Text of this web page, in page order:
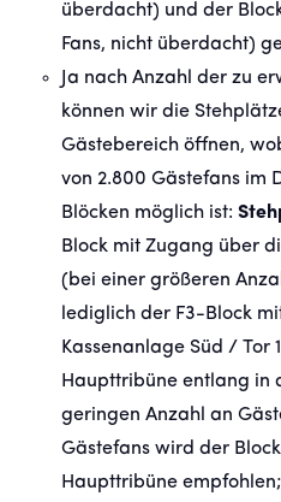
überdacht) und der
Fans, nicht überdacht)
Ja nach Anzahl der zu
können wir die
Gästebereich öffnen,
von 2.800 Gästefans im
Blöcken möglich ist:
Block mit Zugang über
(bei einer größeren
lediglich der F3-Block
Kassenanlage Süd / Tor
Haupttribüne entlang in
geringen Anzahl an
Gästefans wird der
Haupttribüne